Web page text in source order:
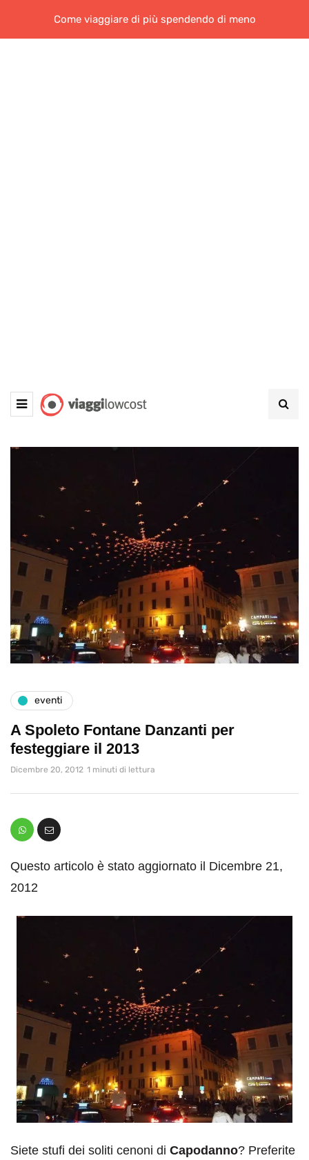
Come viaggiare di più spendendo di meno
eventi
A Spoleto Fontane Danzanti per
festeggiare il 2013
Dicembre 20, 2012 1 minuti di lettura
Questo articolo è stato aggiornato il Dicembre 21,
2012
Siete stufi dei soliti cenoni di Capodanno? Preferite